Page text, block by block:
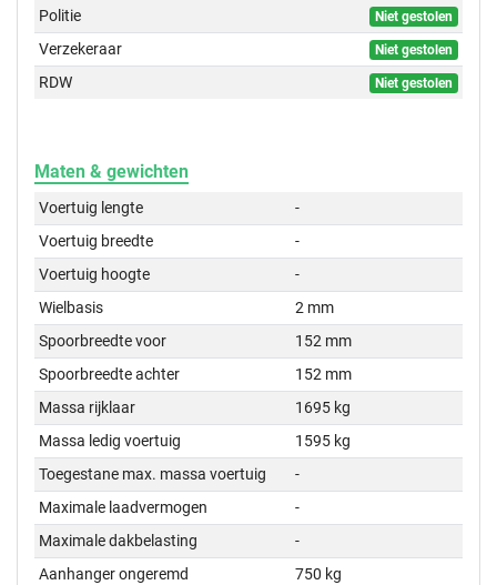
Politie
Niet gestolen
Verzekeraar Niet gestolen
RDW Niet gestolen
Maten & gewichten
Voertuig lengte
-
Voertuig breedte
-
Voertuig hoogte
-
Wielbasis
2 mm
Spoorbreedte voor
152 mm
Spoorbreedte achter
152 mm
Massa rijklaar
1695 kg
Massa ledig voertuig
1595 kg
Toegestane max. massa voertuig
-
Maximale laadvermogen
-
Maximale dakbelasting
-
Aanhanger ongeremd
750 kg